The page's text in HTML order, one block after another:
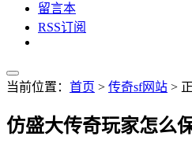
留言本
RSS订阅
当前位置： 首页 > 传奇sf网站 >
仿盛大传奇玩家怎么